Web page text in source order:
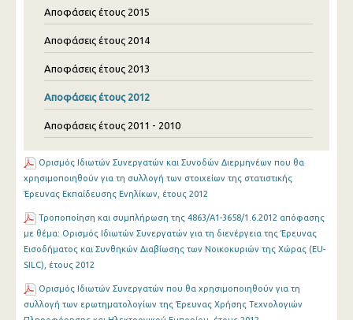
Αποφάσεις έτους 2015
Αποφάσεις έτους 2014
Αποφάσεις έτους 2013
Αποφάσεις έτους 2012
Αποφάσεις έτους 2011 - 2010
Ορισμός Ιδιωτών Συνεργατών και Συνοδών Διερμηνέων που θα
χρησιμοποιηθούν για τη συλλογή των στοιχείων της στατιστικής
Έρευνας Εκπαίδευσης Ενηλίκων, έτους 2012
Τροποποίηση και συμπλήρωση της 4863/Α1-3658/1.6.2012 απόφασης
με θέμα: Ορισμός Ιδιωτών Συνεργατών για τη διενέργεια της Έρευνας
Εισοδήματος και Συνθηκών Διαβίωσης των Νοικοκυριών της Χώρας (EU-
SILC), έτους 2012
Ορισμός Ιδιωτών Συνεργατών που θα χρησιμοποιηθούν για τη
συλλογή των ερωτηματολογίων της Έρευνας Χρήσης Τεχνολογιών